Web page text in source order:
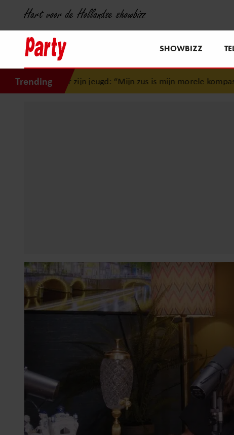
Hart voor de Hollandse showbizz
SHOWBIZZ
Trending
zijn jeugd: “Mijn zus is mijn morele kompas”•Jamai